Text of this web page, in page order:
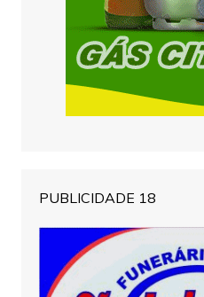
PUBLICIDADE 18